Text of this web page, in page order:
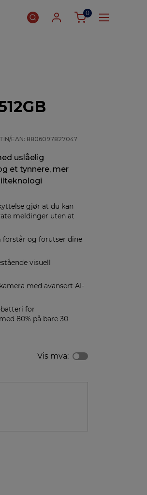
0
EAN: 8806097827047
uslåelig
et tynnere, mer
gjør at du kan
meldinger uten at
forstår og forutser dine
visuell
med avansert AI-
for
80% på bare 30
Vis mva: